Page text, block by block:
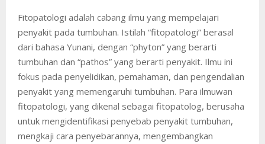
Fitopatologi adalah cabang ilmu yang mempelajari
penyakit pada tumbuhan. Istilah “fitopatologi” berasal
dari bahasa Yunani, dengan “phyton” yang berarti
tumbuhan dan “pathos” yang berarti penyakit. Ilmu ini
fokus pada penyelidikan, pemahaman, dan pengendalian
penyakit yang memengaruhi tumbuhan. Para ilmuwan
fitopatologi, yang dikenal sebagai fitopatolog, berusaha
untuk mengidentifikasi penyebab penyakit tumbuhan,
mengkaji cara penyebarannya, mengembangkan